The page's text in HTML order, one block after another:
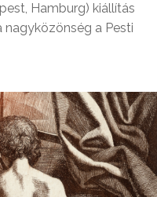
Hamburg) kiállítás
a Pesti